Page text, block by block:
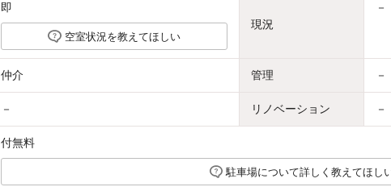
即
空室状況を教えてほしい
現況
－
仲介 管理 －
－ リノベーション －
付無料
駐車場について詳しく教えてほし